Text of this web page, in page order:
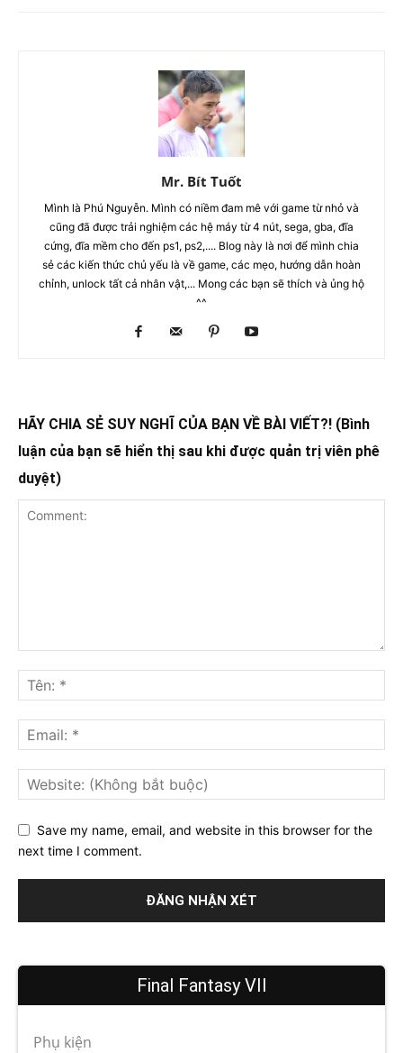
Mr. Bít Tuốt
Mình là Phú Nguyễn. Mình có niềm đam mê với game từ nhỏ và
cũng đã được trải nghiệm các hệ máy từ 4 nút, sega, gba, đĩa
cứng, đĩa mềm cho đến ps1, ps2,.... Blog này là nơi để mình chia
sẻ các kiến thức chủ yếu là về game, các mẹo, hướng dẫn hoàn
chỉnh, unlock tất cả nhân vật,... Mong các bạn sẽ thích và ủng hộ
^^
HÃY CHIA SẺ SUY NGHĨ CỦA BẠN VỀ BÀI VIẾT?! (Bình
luận của bạn sẽ hiển thị sau khi được quản trị viên phê
duyệt)
Save my name, email, and website in this browser for the
next time I comment.
Final Fantasy VII
Phụ kiện